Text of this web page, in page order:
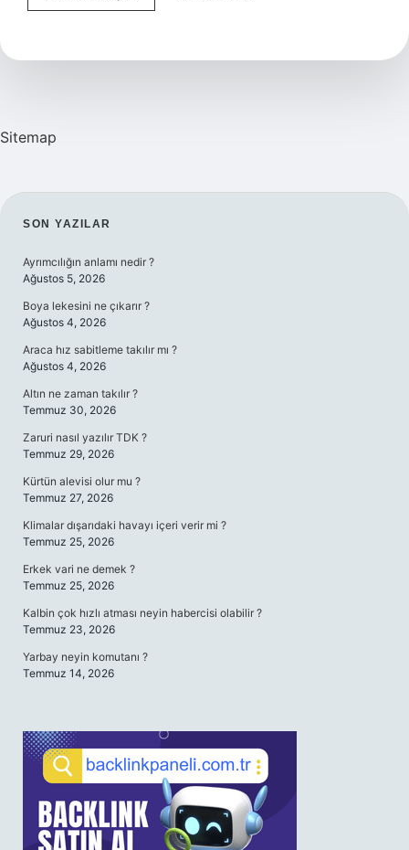
Hangi
Sitemap
SIDEBAR
SON YAZILAR
Ayrımcılığın anlamı nedir ?
Ağustos 5, 2026
Boya lekesini ne çıkarır ?
Ağustos 4, 2026
Araca hız sabitleme takılır mı ?
Ağustos 4, 2026
Altın ne zaman takılır ?
Temmuz 30, 2026
Zaruri nasıl yazılır TDK ?
Temmuz 29, 2026
Kürtün alevisi olur mu ?
Temmuz 27, 2026
Klimalar dışarıdaki havayı içeri verir mi ?
Temmuz 25, 2026
Erkek vari ne demek ?
Temmuz 25, 2026
Kalbin çok hızlı atması neyin habercisi olabilir ?
Temmuz 23, 2026
Yarbay neyin komutanı ?
Temmuz 14, 2026